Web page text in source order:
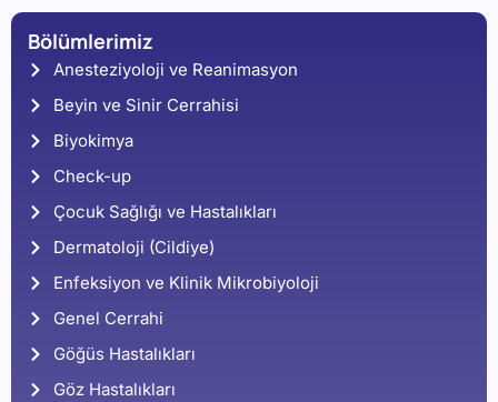
Bölümlerimiz
Anesteziyoloji ve Reanimasyon
Beyin ve Sinir Cerrahisi
Biyokimya
Check-up
Çocuk Sağlığı ve Hastalıkları
Dermatoloji (Cildiye)
Enfeksiyon ve Klinik Mikrobiyoloji
Genel Cerrahi
Göğüs Hastalıkları
Göz Hastalıkları